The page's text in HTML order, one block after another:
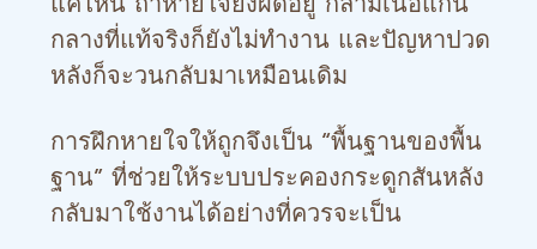
กลางที่แท้จริงก็ยังไม่ทำงาน และปัญหาปวด
หลังก็จะวนกลับมาเหมือนเดิม
การฝึกหายใจให้ถูกจึงเป็น “พื้นฐานของพื้น
ฐาน” ที่ช่วยให้ระบบประคองกระดูกสันหลัง
กลับมาใช้งานได้อย่างที่ควรจะเป็น